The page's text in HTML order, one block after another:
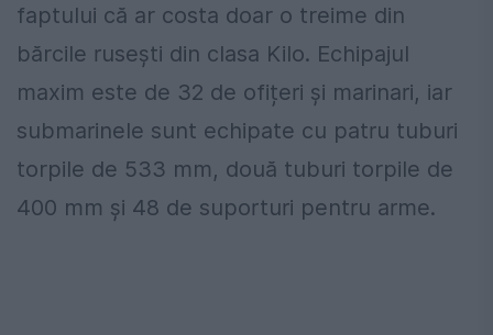
faptului că ar costa doar o treime din
bărcile rusești din clasa Kilo. Echipajul
maxim este de 32 de ofițeri și marinari, iar
submarinele sunt echipate cu patru tuburi
torpile de 533 mm, două tuburi torpile de
400 mm și 48 de suporturi pentru arme.